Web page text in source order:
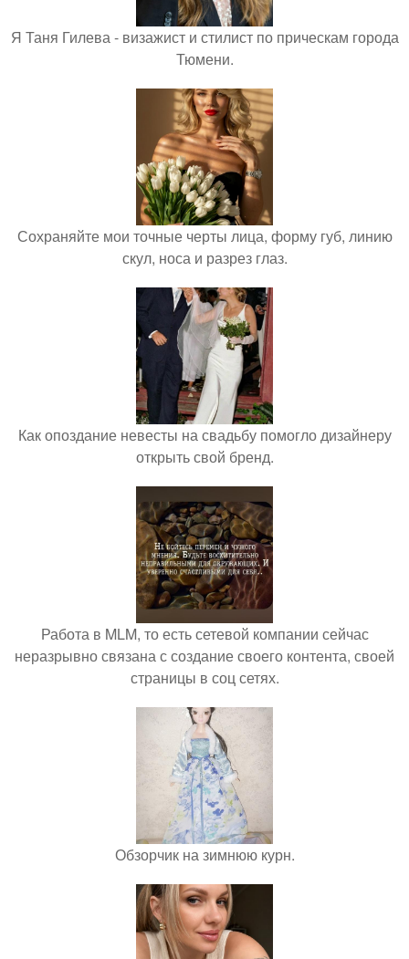
Я Таня Гилева - визажист и стилист по прическам города
Тюмени.
Сохраняйте мои точные черты лица, форму губ, линию
скул, носа и разрез глаз.
Как опоздание невесты на свадьбу помогло дизайнеру
открыть свой бренд.
Работа в MLM, то есть сетевой компании сейчас
неразрывно связана с создание своего контента, своей
страницы в соц сетях.
Обзорчик на зимнюю курн.